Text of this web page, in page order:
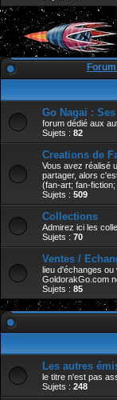
Go Nagai :
forum dédié aux
Sujets : 82
Creations de
Vous avez réalisé
partager, alors
(fan-art; fan-
Sujets : 509
Collections
Admirez ici les
Sujets : 70
Ventes /
lieu d'échanges ou
GoldorakGo.com
Sujets : 85
Les autres
le titre n'est pas
Sujets : 248